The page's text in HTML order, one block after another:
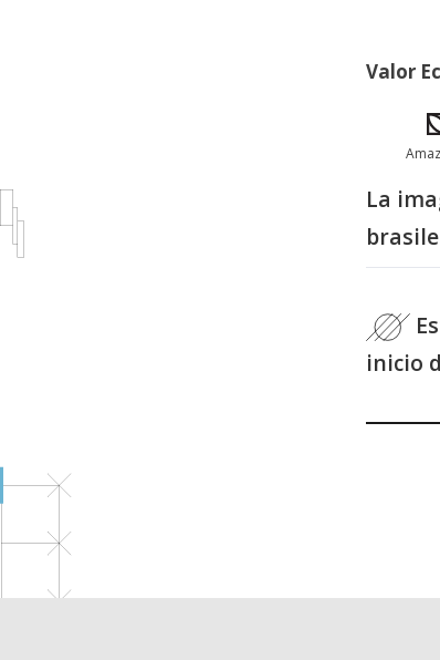
Valor
La
inicio